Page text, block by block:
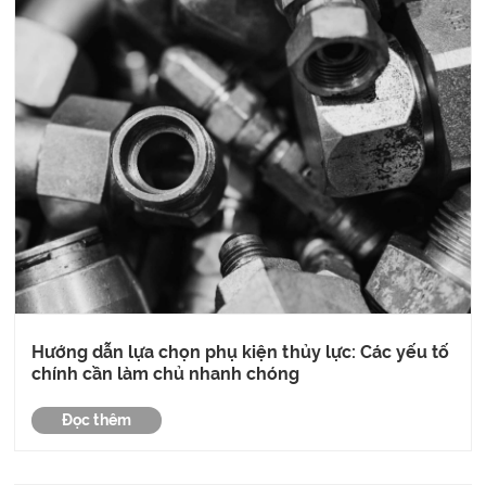
Hướng dẫn lựa chọn phụ kiện thủy lực: Các yếu tố
chính cần làm chủ nhanh chóng
Đọc thêm